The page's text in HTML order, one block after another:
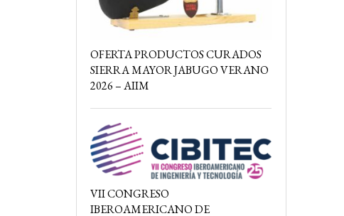
OFERTA PRODUCTOS CURADOS
SIERRA MAYOR JABUGO VERANO
2026 – AIIM
VII CONGRESO
IBEROAMERICANO DE